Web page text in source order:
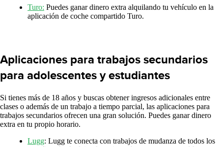
Turo: Puedes ganar dinero extra alquilando tu vehículo en la
aplicación de coche compartido Turo.
Aplicaciones para trabajos secundarios
para adolescentes y estudiantes
Si tienes más de 18 años y buscas obtener ingresos adicionales entre
clases o además de un trabajo a tiempo parcial, las aplicaciones para
trabajos secundarios ofrecen una gran solución. Puedes ganar dinero
extra en tu propio horario.
Lugg: Lugg te conecta con trabajos de mudanza de todos los